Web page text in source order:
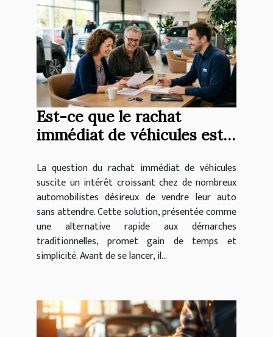
Est-ce que le rachat
immédiat de véhicules est
La question du rachat immédiat de véhicules
suscite un intérêt croissant chez de nombreux
automobilistes désireux de vendre leur auto
sans attendre. Cette solution, présentée comme
une alternative rapide aux démarches
traditionnelles, promet gain de temps et
simplicité. Avant de se lancer, il...